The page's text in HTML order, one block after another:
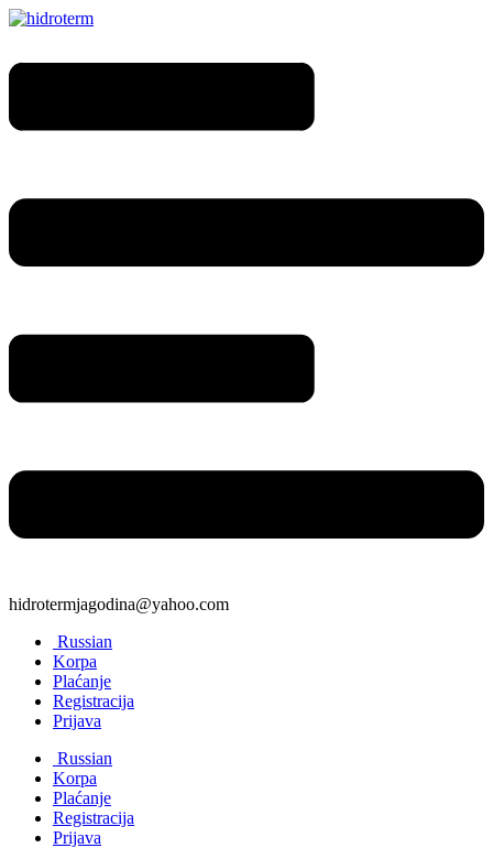
hidrotermjagodina@yahoo.com
Russian
Korpa
Plaćanje
Registracija
Prijava
Russian
Korpa
Plaćanje
Registracija
Prijava